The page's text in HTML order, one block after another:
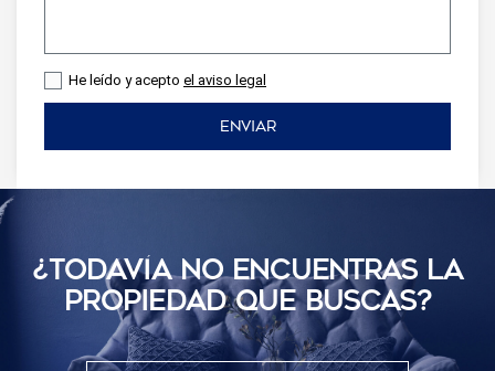
He leído y acepto el aviso legal
ENVIAR
¿TODAVÍ­A NO ENCUENTRAS LA
PROPIEDAD QUE BUSCAS?
Modificar cookies